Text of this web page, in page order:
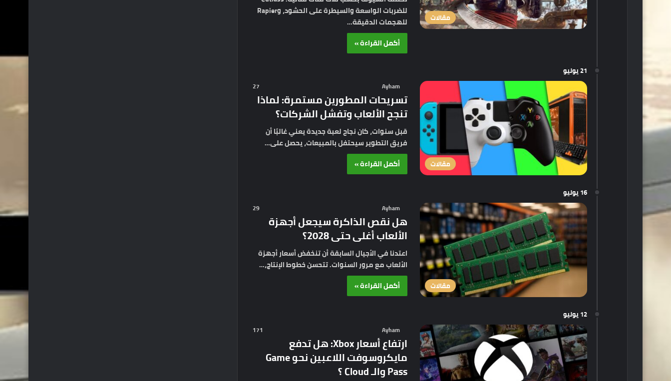
مقالات
للضربات الواسعة والسيطرة على الحشود، وRapier
للهجمات الدقيقة…
أكمل القراءة »
21 يوليو
مقالات
Ayham
27
تسريحات المطورين مستمرة: لماذا
تنجح الألعاب وتفشل الشركات؟
قبل سنوات، كان نجاح لعبة جديدة يعني غالبًا أن
فريق التطوير سيحتفل بالمبيعات، يحصل على…
أكمل القراءة »
16 يوليو
مقالات
Ayham
29
هل نقص الذاكرة سيجعل أجهزة
الألعاب أغلى حتى 2028؟
اعتدنا في الأجيال السابقة أن تنخفض أسعار أجهزة
الألعاب مع مرور السنوات. تتحسن خطوط الإنتاج،…
أكمل القراءة »
12 يوليو
Ayham
171
ارتفاع أسعار Xbox: هل تدفع
مايكروسوفت اللاعبين نحو Game
Pass والـ Cloud ؟